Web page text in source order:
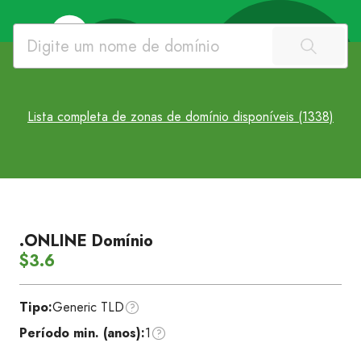
Lista completa de zonas de domínio disponíveis (1338)
.ONLINE Domínio
$3.6
Tipo:Generic TLD
Período min. (anos):1